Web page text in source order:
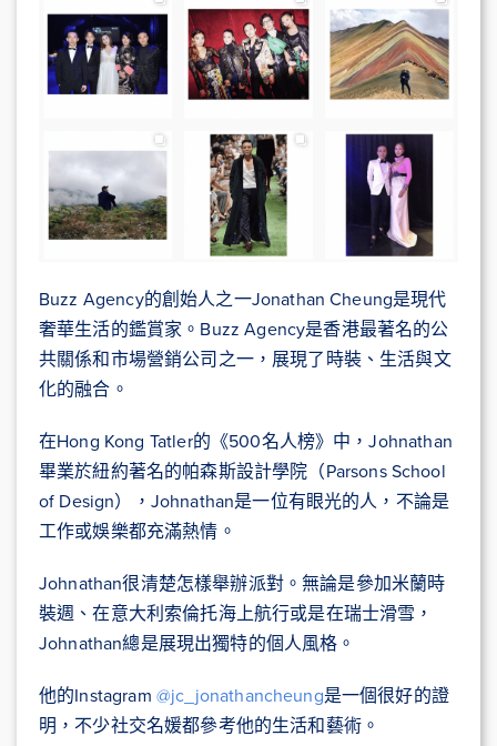
Buzz Agency的創始人之一Jonathan Cheung是現代
奢華生活的鑑賞家。Buzz Agency是香港最著名的公
共關係和市場營銷公司之一，展現了時裝、生活與文
化的融合。
在Hong Kong Tatler的《500名人榜》中，Johnathan
畢業於紐約著名的帕森斯設計學院（Parsons School
of Design），Johnathan是一位有眼光的人，不論是
工作或娛樂都充滿熱情。
Johnathan很清楚怎樣舉辦派對。無論是參加米蘭時
裝週、在意大利索倫托海上航行或是在瑞士滑雪，
Johnathan總是展現出獨特的個人風格。
他的Instagram @jc_jonathancheung是一個很好的證
明，不少社交名媛都參考他的生活和藝術。